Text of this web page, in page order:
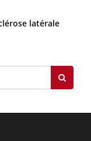
latérale